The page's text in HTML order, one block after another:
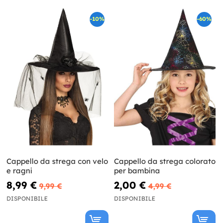
-10%
Cappello da strega con velo
e ragni
8,99 € 9,99 €
DISPONIBILE
-60%
Cappello da strega colorato
per bambina
2,00 € 4,99 €
DISPONIBILE